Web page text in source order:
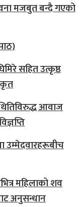
मजबुत बन्दै गएको
सहित उत्कृष्ठ
आवाज
उम्मेदवारहरूबीच
महिलाको शव
अनुसन्धान